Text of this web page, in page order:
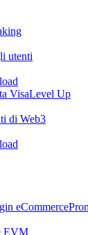
utenti
VisaLevel Up
di Web3
eCommerce
EVM